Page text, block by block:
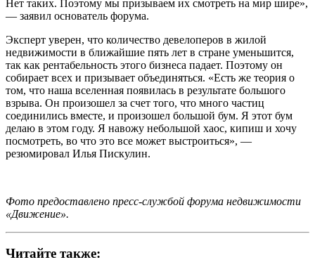
Нет таких. Поэтому мы призываем их смотреть на мир шире»,
— заявил основатель форума.
Эксперт уверен, что количество девелоперов в жилой
недвижимости в ближайшие пять лет в стране уменьшится,
так как рентабельность этого бизнеса падает. Поэтому он
собирает всех и призывает объединяться. «Есть же теория о
том, что наша вселенная появилась в результате большого
взрыва. Он произошел за счет того, что много частиц
соединились вместе, и произошел большой бум. Я этот бум
делаю в этом году. Я навожу небольшой хаос, кипиш и хочу
посмотреть, во что это все может выстроиться», —
резюмировал Илья Пискулин.
Фото предоставлено пресс-службой форума недвижимости
«Движение».
Читайте также: